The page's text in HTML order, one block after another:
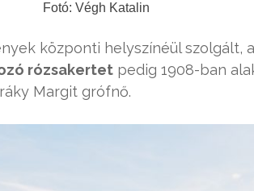
Fotó: Végh Katalin
központi helyszínéül szolgált,
rózsakertet pedig 1908-ban
Margit grófnő.